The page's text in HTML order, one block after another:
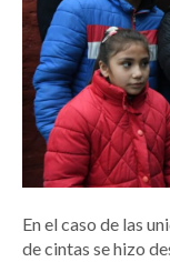
En el caso de las
de cintas se hizo